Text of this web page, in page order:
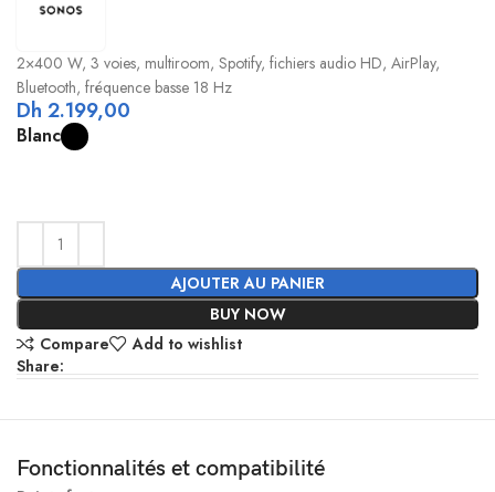
2×400 W, 3 voies, multiroom, Spotify, fichiers audio HD, AirPlay,
Bluetooth, fréquence basse 18 Hz
Dh 2.199,00
Blanc
AJOUTER AU PANIER
BUY NOW
Compare
Add to wishlist
Share:
Fonctionnalités et compatibilité